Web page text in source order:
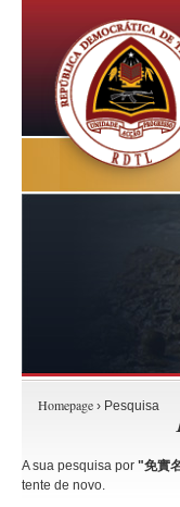
Homepage › Pesquisa
A sua pesquisa por "免實
tente de novo.